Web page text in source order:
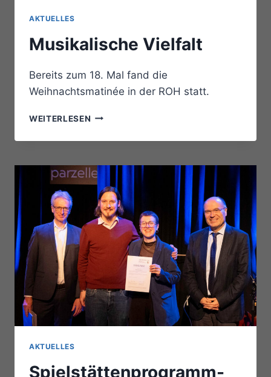
AKTUELLES
Musikalische Vielfalt
Bereits zum 18. Mal fand die
Weihnachtsmatinée in der ROH statt.
WEITERLESEN MUSIKALISCHE
AKTUELLES
Spielstättenprogramm-